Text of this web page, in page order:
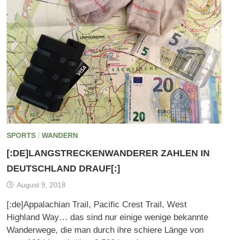
SPORTS/ WANDERN
[:DE]LANGSTRECKENWANDERER ZAHLEN IN
DEUTSCHLAND DRAUF[:]
August 9, 2018
[:de]Appalachian Trail, Pacific Crest Trail, West
Highland Way… das sind nur einige wenige bekannte
Wanderwege, die man durch ihre schiere Länge von